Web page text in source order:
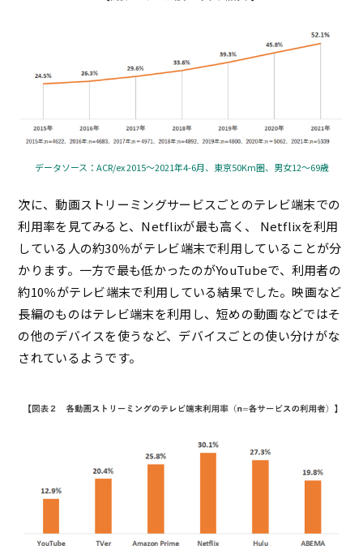
データソース：ACR/ex 2015～2021年4-6月、東京50Km圏、男女12～69歳
次に、動画ストリーミングサービスごとのテレビ端末での
利用率を見てみると、Netflixが最も高く、 Netflixを利用
している人の約30％がテレビ端末で利用していることが分
かります。一方で最も低かったのがYouTubeで、利用者の
約10％がテレビ端末で利用している結果でした。映画など
長編のものはテレビ端末を利用し、短めの動画などではそ
の他のデバイスを使うなど、デバイスごとの使い分けがな
されているようです。